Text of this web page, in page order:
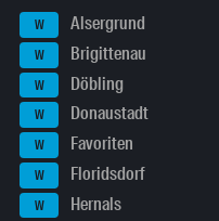
W Alsergrund
W Brigittenau
W Döbling
W Donaustadt
W Favoriten
W Floridsdorf
W Hernals